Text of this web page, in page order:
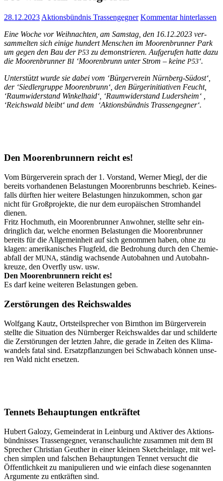
28.12.2023 Aktionsbündnis Trassengegner Kommentar hinterlassen
Eine Woche vor Weih­nach­ten, am Sams­tag, den 16.12.2023 ver­
sam­mel­ten sich eini­ge hun­dert Men­schen im Moo­ren­brun­ner Park
um gegen den Bau der P53 zu demons­trie­ren. Auf­ge­ru­fen hat­te dazu
die Moo­ren­brun­ner BI ‘Moo­ren­brunn unter Strom – kei­ne P53‘.
Unter­stützt wur­de sie dabei vom ‘Bür­ger­ver­ein Nürn­berg-Süd­ost‘,
der ‘Sied­ler­grup­pe Moo­ren­brunn‘, den Bür­ger­initia­ti­ven Feucht,
‘Raum­wi­der­stand Win­kel­haid‘, ‘Raum­wi­der­stand Luders­heim‘ ,
‘Reichs­wald bleibt‘ und dem ‘Akti­ons­bünd­nis Trassengegner‘.
Den Moo­ren­brun­nern reicht es!
Vom Bür­ger­ver­ein sprach der 1. Vor­stand, Wer­ner Miegl, der die
bereits vor­han­de­nen Belas­tun­gen Moo­ren­brunns beschrieb. Kei­nes­
falls dürf­ten hier wei­te­re Belas­tun­gen hin­zu­kom­men, schon gar
nicht für Groß­pro­jek­te, die nur dem euro­päi­schen Strom­han­del
dienen.
Fritz Hoch­muth, ein Moo­ren­brun­ner Anwoh­ner, stell­te sehr ein­
dring­lich dar, wel­che enor­men Belas­tun­gen die Moo­ren­brun­ner
bereits für die All­ge­mein­heit auf sich genom­men haben, ohne zu
kla­gen: ame­ri­ka­ni­sches Flug­feld, die Bedro­hung durch den Che­mie­
ab­fall derMUNA, stän­dig wach­sen­de Auto­bah­nen und Auto­bahn­
kreu­ze, den Over­fly usw. usw.
Den Moo­ren­brun­nern reicht es!
Es darf kei­ne wei­te­ren Belas­tun­gen geben.
Zer­stö­run­gen des Reichswaldes
Wolf­gang Kau­tz, Orts­teil­spre­cher von Birn­thon im Bür­ger­ver­ein
stell­te die Situa­ti­on des Nürn­ber­ger Reichs­wal­des dar und schil­der­te
die Zer­stö­run­gen der letz­ten Jah­re, die gera­de in Zei­ten des Kli­ma­
wan­dels fatal sind. Ersatz­pflan­zun­gen bei Schwa­bach kön­nen unse­
ren Wald nicht ersetzen.
Ten­nets Behaup­tun­gen entkräftet
Hubert Galo­zy, Gemein­de­rat in Lein­burg und Akti­ver des Akti­ons­
bünd­nis­ses Tras­sen­geg­ner, ver­an­schau­lich­te zusam­men mit dem BI
Spre­cher Chris­ti­an Geuther in einer klei­nen Sketchein­la­ge, mit wel­
chen simp­len und fal­schen Behaup­tun­gen Ten­net ver­sucht die
Öffent­lich­keit zu mani­pu­lie­ren und wie ein­fach die­se soge­nann­ten
Argu­men­te zu ent­kräf­ten sind.